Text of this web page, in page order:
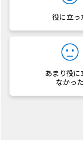
役に立っ
あまり役に
なかった